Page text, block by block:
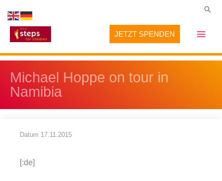
Inhalt
springen
JETZT SPENDEN
Michael Hoppe on tour in
Namibia
Datum 17.11.2015
[:de]